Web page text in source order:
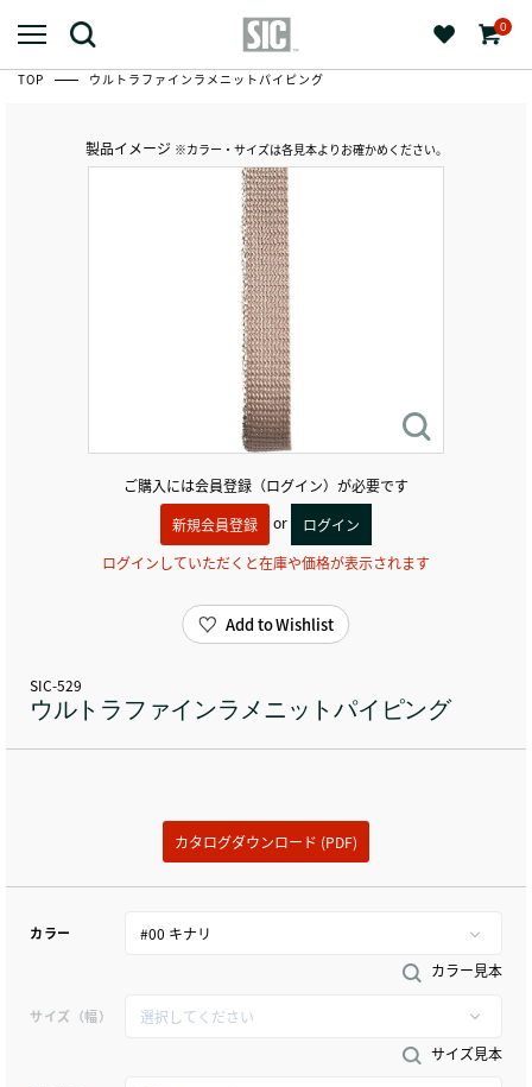
0
TOP ウルトラファインラメニットパイピング
製品イメージ ※カラー・サイズは各見本よりお確かめください。
ご購入には会員登録（ログイン）が必要です
新規会員登録
or
ログイン
ログインしていただくと在庫や価格が表示されます
SIC-529
ウルトラファインラメニットパイピング
カタログダウンロード (PDF)
カラー
カラー見本
サイズ（幅）
サイズ見本
Add to Wishlist